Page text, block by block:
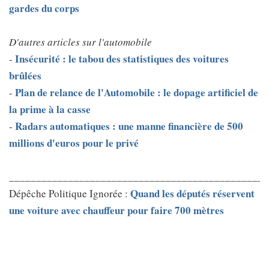
gardes du corps
D'autres articles sur l'automobile
- Insécurité : le tabou des statistiques des voitures
brûlées
- Plan de relance de l'Automobile : le dopage artificiel de
la prime à la casse
- Radars automatiques : une manne financière de 500
millions d'euros pour le privé
Dépêche Politique Ignorée : Quand les députés réservent
une voiture avec chauffeur pour faire 700 mètres